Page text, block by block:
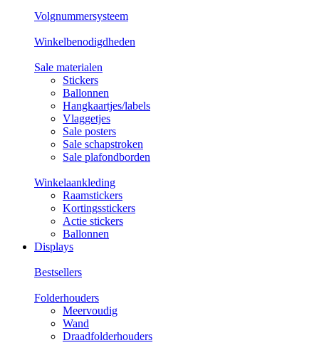
Volgnummersysteem
Winkelbenodigdheden
Sale materialen
Stickers
Ballonnen
Hangkaartjes/labels
Vlaggetjes
Sale posters
Sale schapstroken
Sale plafondborden
Winkelaankleding
Raamstickers
Kortingsstickers
Actie stickers
Ballonnen
Displays
Bestsellers
Folderhouders
Meervoudig
Wand
Draadfolderhouders